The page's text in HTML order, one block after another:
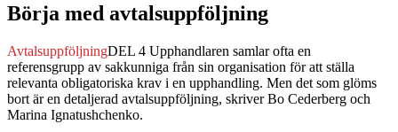
Börja med avtalsuppföljning
AvtalsuppföljningDEL 4 Upphandlaren samlar ofta en
referensgrupp av sakkunniga från sin organisation för att ställa
relevanta obligatoriska krav i en upphandling. Men det som glöms
bort är en detaljerad avtalsuppföljning, skriver Bo Cederberg och
Marina Ignatushchenko.